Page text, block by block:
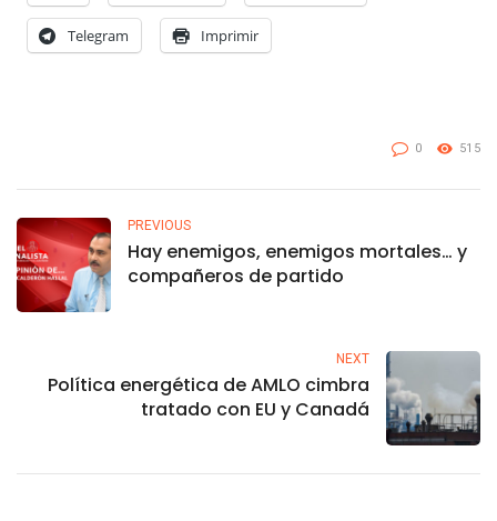
Telegram Imprimir
0 515
PREVIOUS
Hay enemigos, enemigos mortales… y
compañeros de partido
NEXT
Política energética de AMLO cimbra
tratado con EU y Canadá